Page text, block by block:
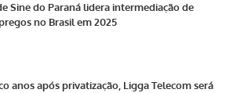
Sine do Paraná lidera intermediação de
no Brasil em 2025
anos após privatização, Ligga Telecom será